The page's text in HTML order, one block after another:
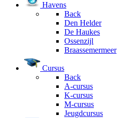
Havens
Back
Den Helder
De Haukes
Ossenzijl
Braassemermeer
Cursus
Back
A-cursus
K-cursus
M-cursus
Jeugdcursus